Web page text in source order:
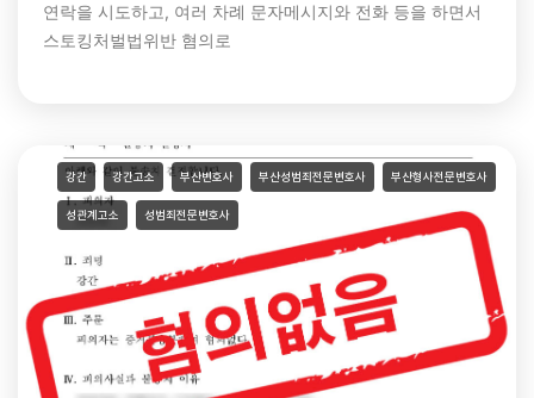
연락을 시도하고, 여러 차례 문자메시지와 전화 등을 하면서
스토킹처벌법위반 혐의로
강간 강간고소 부산변호사 부산성범죄전문변호사 부산형사전문변호사
성관계고소 성범죄전문변호사